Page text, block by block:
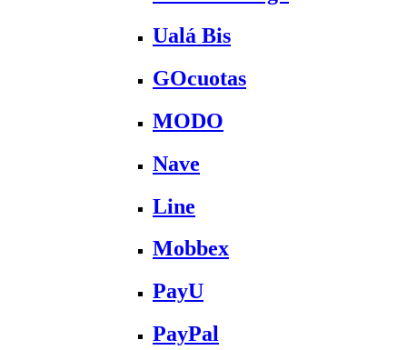
Ualá Bis
GOcuotas
MODO
Nave
Line
Mobbex
PayU
PayPal